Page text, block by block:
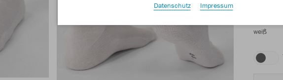
weiß
Datenschutz Impressum